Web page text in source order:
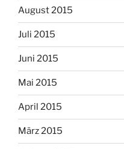
August 2015
Juli 2015
Juni 2015
Mai 2015
April 2015
März 2015